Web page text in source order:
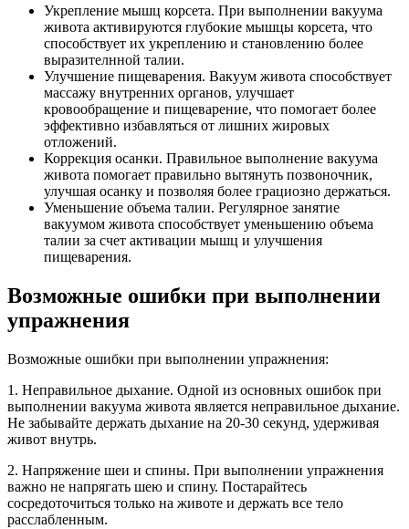
Укрепление мышц корсета. При выполнении вакуума
живота активируются глубокие мышцы корсета, что
способствует их укреплению и становлению более
выразителнной талии.
Улучшение пищеварения. Вакуум живота способствует
массажу внутренних органов, улучшает
кровообращение и пищеварение, что помогает более
эффективно избавляться от лишних жировых
отложений.
Коррекция осанки. Правильное выполнение вакуума
живота помогает правильно вытянуть позвоночник,
улучшая осанку и позволяя более грациозно держаться.
Уменьшение объема талии. Регулярное занятие
вакуумом живота способствует уменьшению объема
талии за счет активации мышц и улучшения
пищеварения.
Возможные ошибки при выполнении
упражнения
Возможные ошибки при выполнении упражнения:
1. Неправильное дыхание. Одной из основных ошибок при
выполнении вакуума живота является неправильное дыхание.
Не забывайте держать дыхание на 20-30 секунд, удерживая
живот внутрь.
2. Напряжение шеи и спины. При выполнении упражнения
важно не напрягать шею и спину. Постарайтесь
сосредоточиться только на животе и держать все тело
расслабленным.